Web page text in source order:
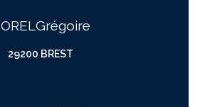
grégoire
29200 BREST